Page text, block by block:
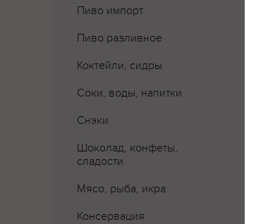
Пиво импорт
Пиво разливное
Коктейли, сидры
Соки, воды, напитки
Снэки
Шоколад, конфеты,
сладости
Мясо, рыба, икра
Консервация